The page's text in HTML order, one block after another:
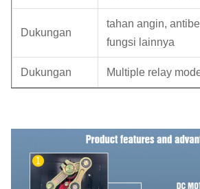
Dukungan
tahan angin,
fungsi lainnya
Dukungan Multiple relay